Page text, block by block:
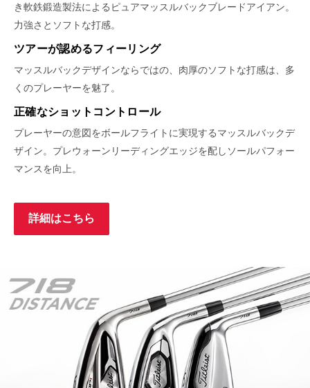
き軟鉄鍛造製法によるピュアマッスルバックブレードアイアン。
力強さとソフトな打感。
ツアーが認めるフィーリング
マッスルバックデザインならではの、肉厚のソフトな打感は、多
くのプレーヤーを魅了。
正確なショットコントロール
プレーヤーの意図をボールフライトに実現するマッスルバックデ
ザイン。プレウォーンリーディングエッジを配しソールパフォー
マンスを向上。
詳細はこちら